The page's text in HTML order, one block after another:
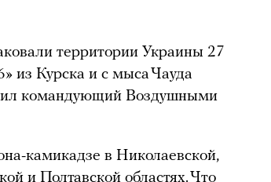
территории Украины 27
из Курска и с мыса Чауда
командующий Воздушными
камикадзе в Николаевской,
и Полтавской областях. Что